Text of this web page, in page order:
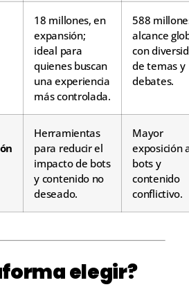
18 millones, en
expansión;
ideal para
quienes buscan
una experiencia
más controlada.
588
alcance
con
de temas y
debates.
Herramientas
para reducir el
impacto de bots
y contenido no
deseado.
Mayor
exposición
bots y
contenido
conflictivo.
elegir?